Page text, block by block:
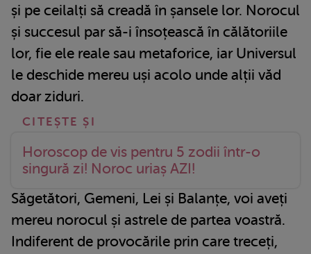
și pe ceilalți să creadă în șansele lor. Norocul
și succesul par să-i însoțească în călătoriile
lor, fie ele reale sau metaforice, iar Universul
le deschide mereu uși acolo unde alții văd
doar ziduri.
Horoscop de vis pentru 5 zodii într-o
singură zi! Noroc uriaș AZI!
Săgetători, Gemeni, Lei și Balanțe, voi aveți
mereu norocul și astrele de partea voastră.
Indiferent de provocările prin care treceți,